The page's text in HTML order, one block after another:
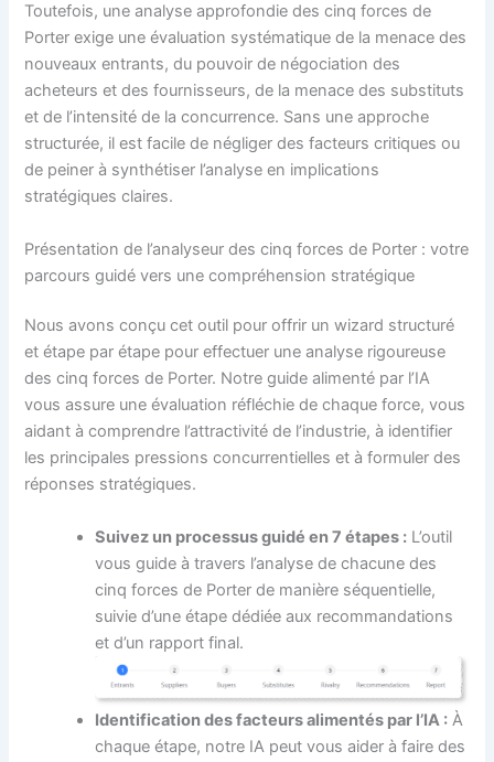
Toutefois, une analyse approfondie des cinq forces de
Porter exige une évaluation systématique de la menace des
nouveaux entrants, du pouvoir de négociation des
acheteurs et des fournisseurs, de la menace des substituts
et de l’intensité de la concurrence. Sans une approche
structurée, il est facile de négliger des facteurs critiques ou
de peiner à synthétiser l’analyse en implications
stratégiques claires.
Présentation de l’analyseur des cinq forces de Porter : votre
parcours guidé vers une compréhension stratégique
Nous avons conçu cet outil pour offrir un wizard structuré
et étape par étape pour effectuer une analyse rigoureuse
des cinq forces de Porter. Notre guide alimenté par l’IA
vous assure une évaluation réfléchie de chaque force, vous
aidant à comprendre l’attractivité de l’industrie, à identifier
les principales pressions concurrentielles et à formuler des
réponses stratégiques.
Suivez un processus guidé en 7 étapes : L’outil
vous guide à travers l’analyse de chacune des
cinq forces de Porter de manière séquentielle,
suivie d’une étape dédiée aux recommandations
et d’un rapport final.
Identification des facteurs alimentés par l’IA : À
chaque étape, notre IA peut vous aider à faire des